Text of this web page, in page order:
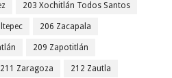
203 Xochitlán Todos Santos
206 Zacapala
209 Zapotitlán
211 Zaragoza 212 Zautla